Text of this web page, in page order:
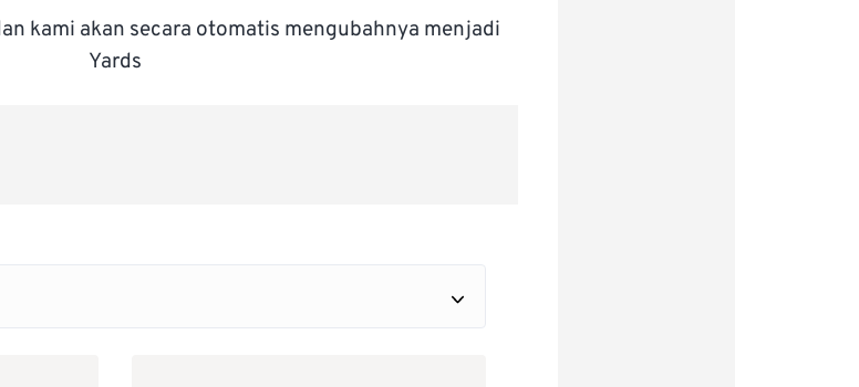
kami akan secara otomatis mengubahnya menjadi
Yards